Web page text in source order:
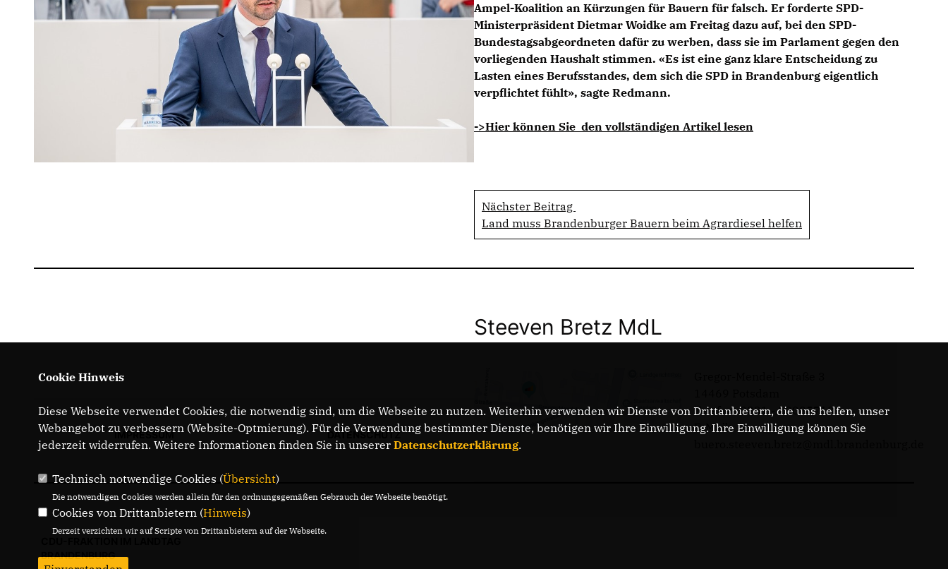
Ampel-Koalition an Kürzungen für Bauern für falsch. Er forderte SPD-
Ministerpräsident Dietmar Woidke am Freitag dazu auf, bei den SPD-
Bundestagsabgeordneten dafür zu werben, dass sie im Parlament gegen den
vorliegenden Haushalt stimmen. «Es ist eine ganz klare Entscheidung zu
Lasten eines Berufsstandes, dem sich die SPD in Brandenburg eigentlich
verpflichtet fühlt», sagte Redmann.
->Hier können Sie den vollständigen Artikel lesen
Nächster Beitrag
Land muss Brandenburger Bauern beim Agrardiesel helfen
IMPRESSUM DATENSCHUTZ
Steeven Bretz MdL
Telefon: 0331 - 20085713
E-Mail:
BRANDENBURG
Cookie Hinweis
Diese Webseite verwendet Cookies, die notwendig sind, um die Webseite zu nutzen. Weiterhin verwenden wir Dienste von Drittanbietern, die uns helfen, unser
Webangebot zu verbessern (Website-Optmierung). Für die Verwendung bestimmter Dienste, benötigen wir Ihre Einwilligung. Ihre Einwilligung können Sie
jederzeit widerrufen. Weitere Informationen finden Sie in unserer Datenschutzerklärung.
Technisch notwendige Cookies (Übersicht)
Die notwendigen Cookies werden allein für den ordnungsgemäßen Gebrauch der Webseite benötigt.
Cookies von Drittanbietern (Hinweis)
Derzeit verzichten wir auf Scripte von Drittanbietern auf der Webseite.